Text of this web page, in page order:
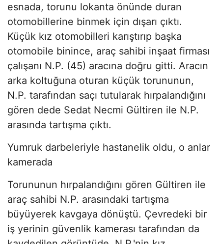
esnada, torunu lokanta önünde duran
otomobillerine binmek için dışarı çıktı.
Küçük kız otomobilleri karıştırıp başka
otomobile binince, araç sahibi inşaat firması
çalışanı N.P. (45) aracına doğru gitti. Aracın
arka koltuğuna oturan küçük torununun,
N.P. tarafından saçı tutularak hırpalandığını
gören dede Sedat Necmi Gültiren ile N.P.
arasında tartışma çıktı.
Yumruk darbeleriyle hastanelik oldu, o anlar
kamerada
Torununun hırpalandığını gören Gültiren ile
araç sahibi N.P. arasındaki tartışma
büyüyerek kavgaya dönüştü. Çevredeki bir
iş yerinin güvenlik kamerası tarafından da